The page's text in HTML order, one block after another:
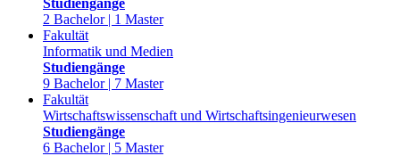
Studiengänge
2 Bachelor | 1 Master
Fakultät
Informatik und Medien
Studiengänge
9 Bachelor | 7 Master
Fakultät
Wirtschaftswissenschaft und Wirtschaftsingenieurwesen
Studiengänge
6 Bachelor | 5 Master